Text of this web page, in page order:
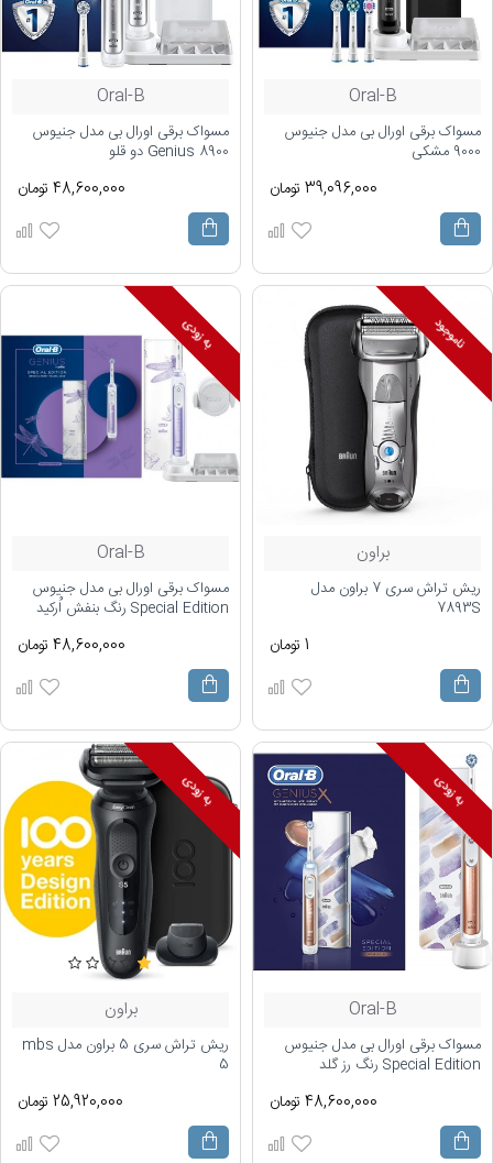
Oral-B
مسواک برقی اورال بی مدل جنیوس
9000 مشکی
39,096,000 تومان
Oral-B
مسواک برقی اورال بی مدل جنیوس
Genius 8900 دو قلو
48,600,000 تومان
ناموجود
براون
ریش تراش سری 7 براون مدل
7893S
1 تومان
به زودی
Oral-B
مسواک برقی اورال بی مدل جنیوس
Special Edition رنگ بنفش اُرکید
48,600,000 تومان
به زودی
Oral-B
مسواک برقی اورال بی مدل جنیوس
Special Edition رنگ رز گلد
48,600,000 تومان
به زودی
براون
ریش تراش سری 5 براون مدل mbs
5
25,920,000 تومان